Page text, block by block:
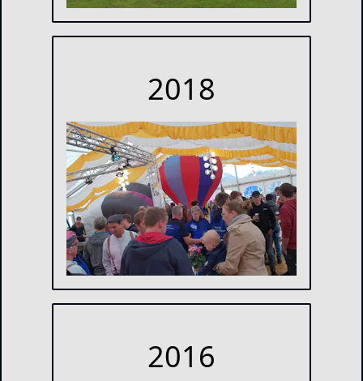
2018
2016